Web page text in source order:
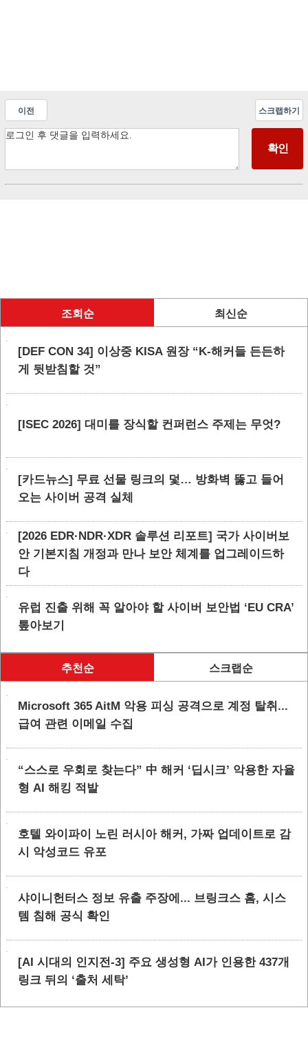
이전 스크랩하기
조회순 최신순
[DEF CON 34] 이상중 KISA 원장 “K-해커들 든든하
게 뒷받침할 것”
[ISEC 2026] 대미를 장식할 컨퍼런스 주제는 무엇?
[카드뉴스] 무료 선물 링크의 덫… 방화벽 뚫고 들어
오는 사이버 공격 실체
[2026 EDR·NDR·XDR 솔루션 리포트] 국가 사이버보
안 기본지침 개정과 만나 보안 체계를 업그레이드하
다
유럽 진출 위해 꼭 알아야 할 사이버 보안법 ‘EU CRA’
톺아보기
추천순 스크랩순
Microsoft 365 AitM 악용 피싱 공격으로 계정 탈취...
급여 관련 이메일 수집
“스스로 우회로 찾는다” 中 해커 ‘딥시크’ 악용한 자율
형 AI 해킹 적발
호텔 와이파이 노린 러시아 해커, 가짜 업데이트로 감
시 악성코드 유포
샤이니헌터스 정보 유출 주장에... 브링크스 홈, 시스
템 침해 공식 확인
[AI 시대의 인지전-3] 주요 생성형 AI가 인용한 437개
링크 뒤의 ‘출처 세탁’